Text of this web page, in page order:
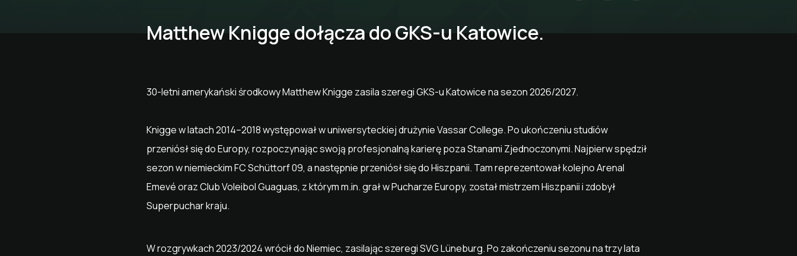
Matthew Knigge dołącza do GKS-u Katowice.
30-letni amerykański środkowy Matthew Knigge zasila szeregi GKS-u Katowice na sezon 2026/2027.
Knigge w latach 2014–2018 występował w uniwersyteckiej drużynie Vassar College. Po ukończeniu studiów
przeniósł się do Europy, rozpoczynając swoją profesjonalną karierę poza Stanami Zjednoczonymi. Najpierw spędził
sezon w niemieckim FC Schüttorf 09, a następnie przeniósł się do Hiszpanii. Tam reprezentował kolejno Arenal
Emevé oraz Club Voleibol Guaguas, z którym m.in. grał w Pucharze Europy, został mistrzem Hiszpanii i zdobył
Superpuchar kraju.
W rozgrywkach 2023/2024 wrócił do Niemiec, zasilając szeregi SVG Lüneburg. Po zakończeniu sezonu na trzy lata